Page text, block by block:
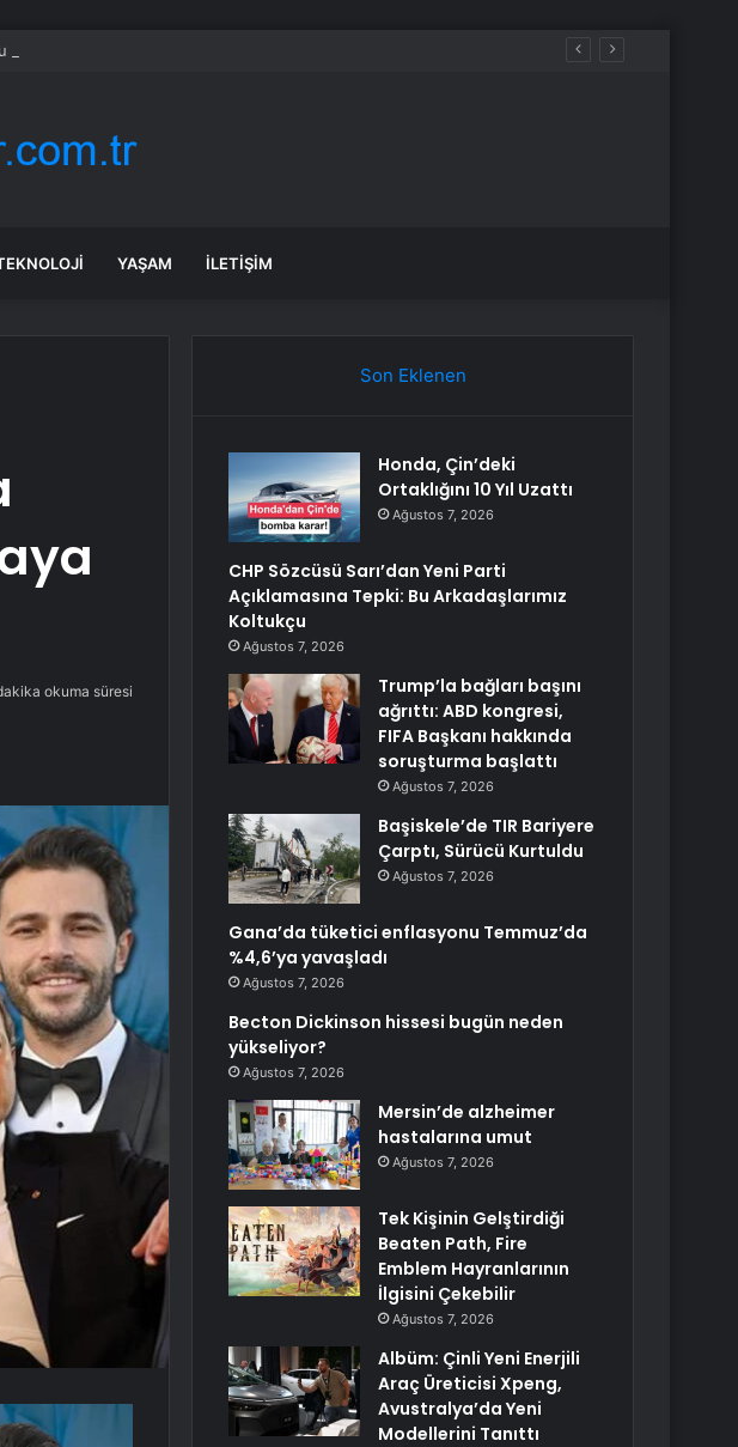
Koltukçu
YAŞAM İLETIŞIM
okuma süresi
Son Eklenen
Honda, Çin’deki
Ortaklığını 10 Yıl Uzattı
Ağustos 7, 2026
CHP Sözcüsü Sarı’dan Yeni Parti
Açıklamasına Tepki: Bu Arkadaşlarımız
Koltukçu
Ağustos 7, 2026
Trump’la bağları başını
ağrıttı: ABD kongresi,
FIFA Başkanı hakkında
soruşturma başlattı
Ağustos 7, 2026
Başiskele’de TIR Bariyere
Çarptı, Sürücü Kurtuldu
Ağustos 7, 2026
Gana’da tüketici enflasyonu Temmuz’da
%4,6’ya yavaşladı
Ağustos 7, 2026
Becton Dickinson hissesi bugün neden
yükseliyor?
Ağustos 7, 2026
Mersin’de alzheimer
hastalarına umut
Ağustos 7, 2026
Tek Kişinin Gelştirdiği
Beaten Path, Fire
Emblem Hayranlarının
İlgisini Çekebilir
Ağustos 7, 2026
Albüm: Çinli Yeni Enerjili
Araç Üreticisi Xpeng,
Avustralya’da Yeni
Modellerini Tanıttı